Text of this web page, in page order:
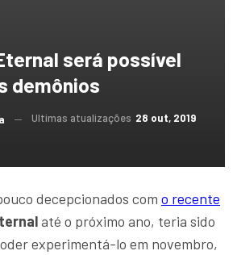
será possível
demônios
Ultimas atualizações 28 out, 2019
decepcionados com o recente
até o próximo ano, teria sido
experimentá-lo em novembro,